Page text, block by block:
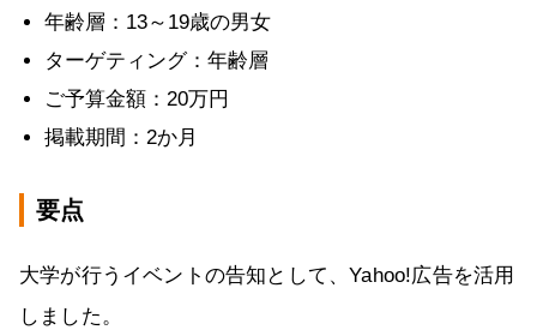
年齢層：13～19歳の男女
ターゲティング：年齢層
ご予算金額：20万円
掲載期間：2か月
要点
大学が行うイベントの告知として、Yahoo!広告を活用
しました。